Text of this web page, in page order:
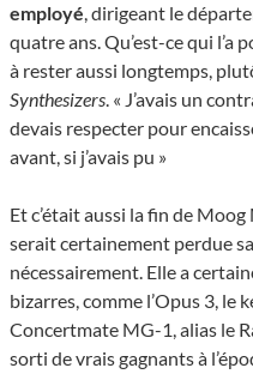
employé, dirigeant le
quatre ans. Qu’est-ce qui l’a
à rester aussi longtemps,
Synthesizers. « J’avais un
devais respecter pour
avant, si j’avais pu »
Et c’était aussi la fin de Moog
serait certainement perdue
nécessairement. Elle a
bizarres, comme l’Opus 3,
Concertmate MG-1, alias le
sorti de vrais gagnants à